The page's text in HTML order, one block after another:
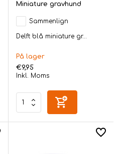
Miniature gravhund
Sammenlign
Delft blå miniature gr...
På lager
€9,95
Inkl. Moms